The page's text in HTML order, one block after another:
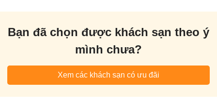
Bạn đã chọn được khách sạn theo ý
mình chưa?
Xem các khách sạn có ưu đãi